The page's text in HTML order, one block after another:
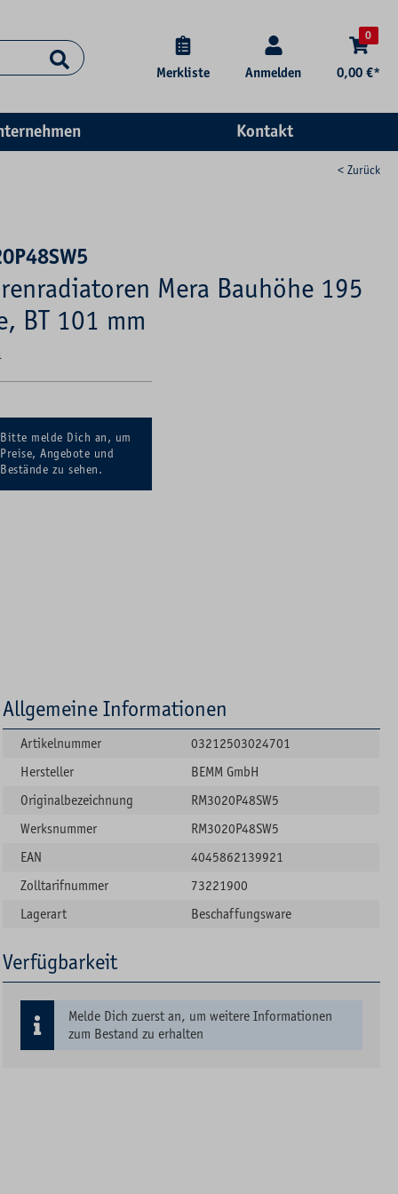
Merkliste Anmelden
0
0,00 €*
Kontakt
< Zurück
Mera Bauhöhe 195
BT 101 mm
Bitte melde Dich an, um
Preise, Angebote und
Bestände zu sehen.
Allgemeine Informationen
Artikelnummer
03212503024701
Hersteller
BEMM GmbH
Originalbezeichnung
RM3020P48SW5
Werksnummer
RM3020P48SW5
EAN
4045862139921
Zolltarifnummer
73221900
Lagerart
Beschaffungsware
Verfügbarkeit
Melde Dich zuerst an, um weitere Informationen
zum Bestand zu erhalten